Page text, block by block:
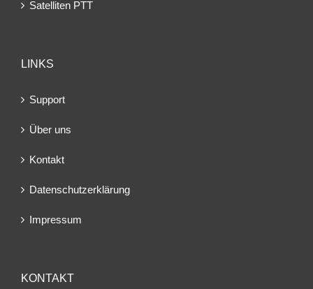
Satelliten PTT
LINKS
Support
Über uns
Kontakt
Datenschutzerklärung
Impressum
KONTAKT